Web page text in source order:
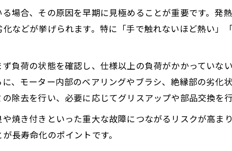
場合、その原因を早期に見極めることが重要です。発
などが挙げられます。特に「手で触れないほど熱い」
負荷の状態を確認し、仕様以上の負荷がかかっていな
、モーター内部のベアリングやブラシ、絶縁部の劣化
除去を行い、必要に応じてグリスアップや部品交換を行
焼き付きといった重大な故障につながるリスクが高ま
長寿命化のポイントです。